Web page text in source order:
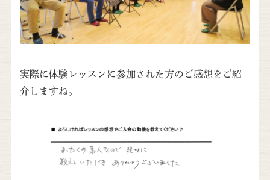
実際に体験レッスンに参加された方のご感想をご紹
介しますね。